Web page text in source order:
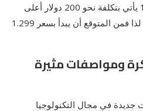
بحسب التوقعات فإن ايفون 15 يأتي بتكلفة نحو 200 دولار أعلى
من سعر ايفون 14 برو ماكس، لذا فمن المتوقع أن يبدأ بسعر 1.299
مبتكرة ومواصفات مثيرة
جديدة في مجال التكنولوجيا